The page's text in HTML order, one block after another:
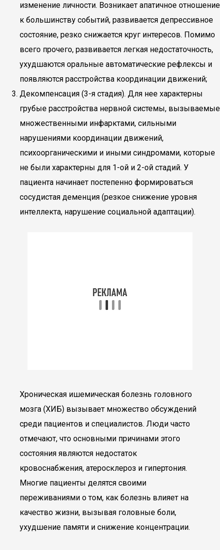
изменение личности. Возникает апатичное отношение
к большинству событий, развивается депрессивное
состояние, резко снижается круг интересов. Помимо
всего прочего, развивается легкая недостаточность,
ухудшаются оральные автоматические рефлексы и
появляются расстройства координации движений;
Декомпенсация (3-я стадия). Для нее характерны
грубые расстройства нервной системы, вызываемые
множественными инфарктами, сильными
нарушениями координации движений,
психоорганическими и иными синдромами, которые
не были характерны для 1-ой и 2-ой стадий. У
пациента начинает постепенно формироваться
сосудистая деменция (резкое снижение уровня
интеллекта, нарушение социальной адаптации).
Хроническая ишемическая болезнь головного
мозга (ХИБ) вызывает множество обсуждений
среди пациентов и специалистов. Люди часто
отмечают, что основными причинами этого
состояния являются недостаток
кровоснабжения, атеросклероз и гипертония.
Многие пациенты делятся своими
переживаниями о том, как болезнь влияет на
качество жизни, вызывая головные боли,
ухудшение памяти и снижение концентрации.